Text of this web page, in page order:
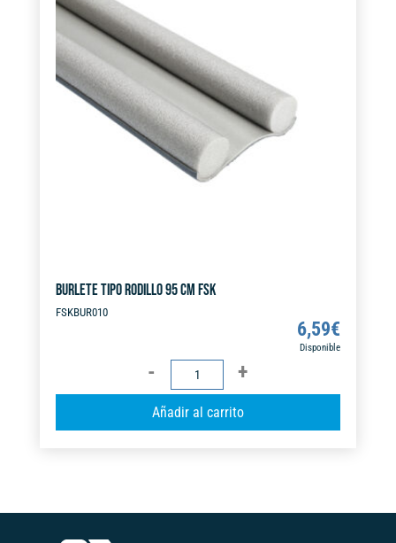
BURLETE TIPO RODILLO 95 CM FSK
FSKBUR010
6,59€
Disponible
BURLETE
TIPO
RODILLO
95
Añadir al carrito
n